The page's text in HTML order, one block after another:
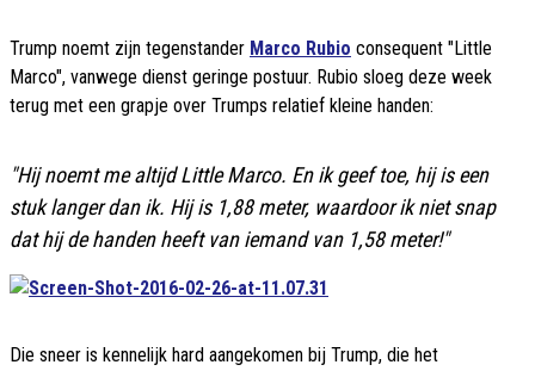
Trump noemt zijn tegenstander Marco Rubio consequent "Little
Marco", vanwege dienst geringe postuur. Rubio sloeg deze week
terug met een grapje over Trumps relatief kleine handen:
"Hij noemt me altijd Little Marco. En ik geef toe, hij is een
stuk langer dan ik. Hij is 1,88 meter, waardoor ik niet snap
dat hij de handen heeft van iemand van 1,58 meter!"
Die sneer is kennelijk hard aangekomen bij Trump, die het